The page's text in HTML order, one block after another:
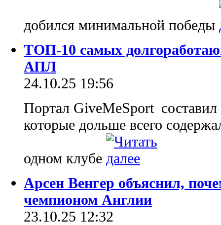
добился минимальной победы
ТОП-10 самых
АПЛ
24.10.25 19:56
Портал GiveMeSport составил
которые дольше всего
одном клубе
Арсен Венгер объяснил,
чемпионом Англии
23.10.25 12:32